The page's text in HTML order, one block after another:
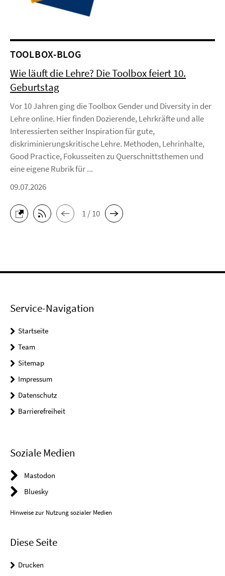
TOOLBOX-BLOG
Wie läuft die Lehre? Die Toolbox feiert 10.
Geburtstag
Vor 10 Jahren ging die Toolbox Gender und Diversity in der
Lehre online. Hier finden Dozierende, Lehrkräfte und alle
Interessierten seither Inspiration für gute,
diskriminierungskritische Lehre. Methoden, Lehrinhalte,
Good Practice, Fokusseiten zu Querschnittsthemen und
eine eigene Rubrik für ...
09.07.2026
1 / 10
Service-Navigation
Startseite
Team
Sitemap
Impressum
Datenschutz
Barrierefreiheit
Soziale Medien
Mastodon
Bluesky
Hinweise zur Nutzung sozialer Medien
Diese Seite
Drucken